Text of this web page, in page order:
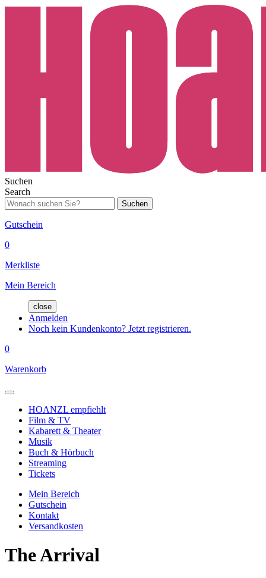
Suchen
Search
Suchen
Gutschein
0
Merkliste
Mein Bereich
close
Anmelden
Noch kein Kundenkonto? Jetzt registrieren.
0
Warenkorb
HOANZL empfiehlt
Film & TV
Kabarett & Theater
Musik
Buch & Hörbuch
Streaming
Tickets
Mein Bereich
Gutschein
Kontakt
Versandkosten
The Arrival